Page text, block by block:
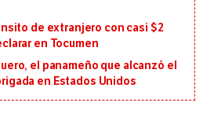
de extranjero con casi $2
en Tocumen
el panameño que alcanzó el
en Estados Unidos